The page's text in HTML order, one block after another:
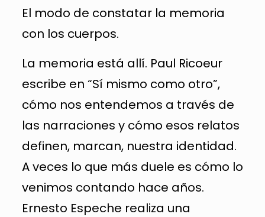
El modo de constatar la memoria
con los cuerpos.
La memoria está allí. Paul Ricoeur
escribe en “Sí mismo como otro”,
cómo nos entendemos a través de
las narraciones y cómo esos relatos
definen, marcan, nuestra identidad.
A veces lo que más duele es cómo lo
venimos contando hace años.
Ernesto Espeche realiza una